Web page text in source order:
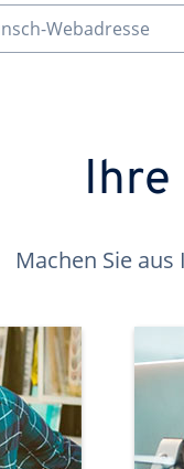
Webadresse
Ihre
Machen Sie